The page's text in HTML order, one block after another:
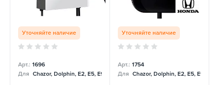
Уточняйте наличие
Арт.: 1696
Для Chazor, Dolphin, E2, E5, E9, Mercedes
Уточняйте наличие
Арт.: 1754
Для Chazor, Dolphin, E2, E5, E9,